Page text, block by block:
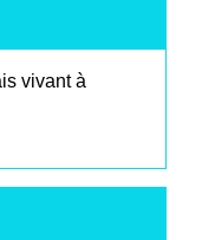
vivant à